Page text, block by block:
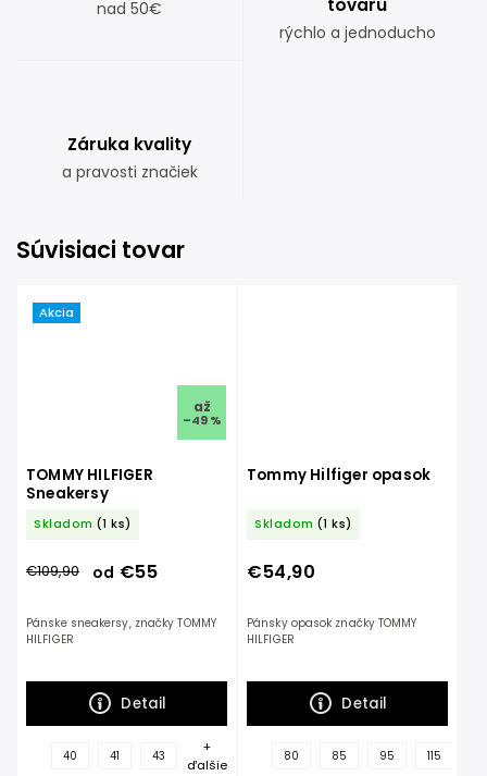
nad 50€
tovaru
rýchlo a jednoducho
Záruka kvality
a pravosti značiek
Súvisiaci tovar
Akcia
až
–49 %
TOMMY HILFIGER
Sneakersy
Skladom (1 ks)
€109,90 od €55
Detail
Pánske sneakersy, značky TOMMY
HILFIGER
40 41 43
+
ďalšie
Tommy Hilfiger opasok
Skladom (1 ks)
€54,90
Detail
Pánsky opasok značky TOMMY
HILFIGER
80 85 95 115